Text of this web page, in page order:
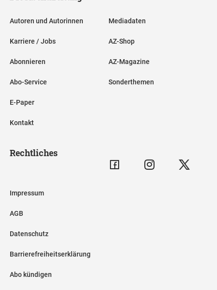
Autoren und Autorinnen
Karriere / Jobs
Abonnieren
Abo-Service
E-Paper
Kontakt
Mediadaten
AZ-Shop
AZ-Magazine
Sonderthemen
Rechtliches
Impressum
AGB
Datenschutz
Barrierefreiheitserklärung
Abo kündigen